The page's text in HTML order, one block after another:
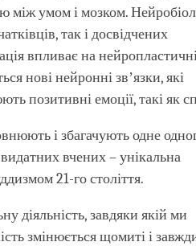
між умом і мозком.
так і досвідчених
впливає на
нові нейронні звʼязки, які
позитивні емоції, такі як
і збагачують одне
вчених – унікальна
21-го століття.
діяльність, завдяки якій ми
змінюється щомиті і